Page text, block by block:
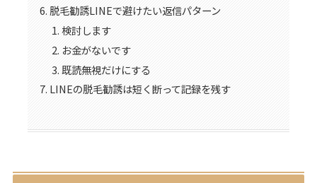
脱毛勧誘LINEで避けたい返信パターン
検討します
お金がないです
既読無視だけにする
LINEの脱毛勧誘は短く断って記録を残す